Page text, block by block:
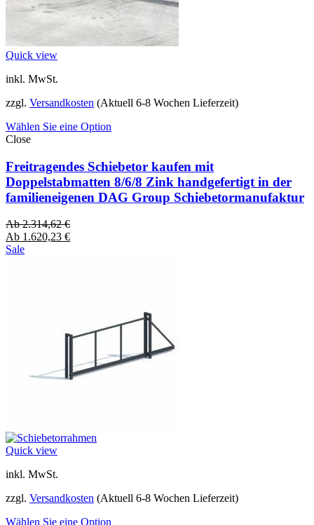
Quick view
inkl. MwSt.
zzgl. Versandkosten (Aktuell 6-8 Wochen Lieferzeit)
Wählen Sie eine Option
Close
Freitragendes Schiebetor kaufen mit
Doppelstabmatten 8/6/8 Zink handgefertigt in der
familieneigenen DAG Group Schiebetormanufaktur
Ab2.314,62€
Ab 1.620,23 €
Sale
Quick view
inkl. MwSt.
zzgl. Versandkosten (Aktuell 6-8 Wochen Lieferzeit)
Wählen Sie eine Option